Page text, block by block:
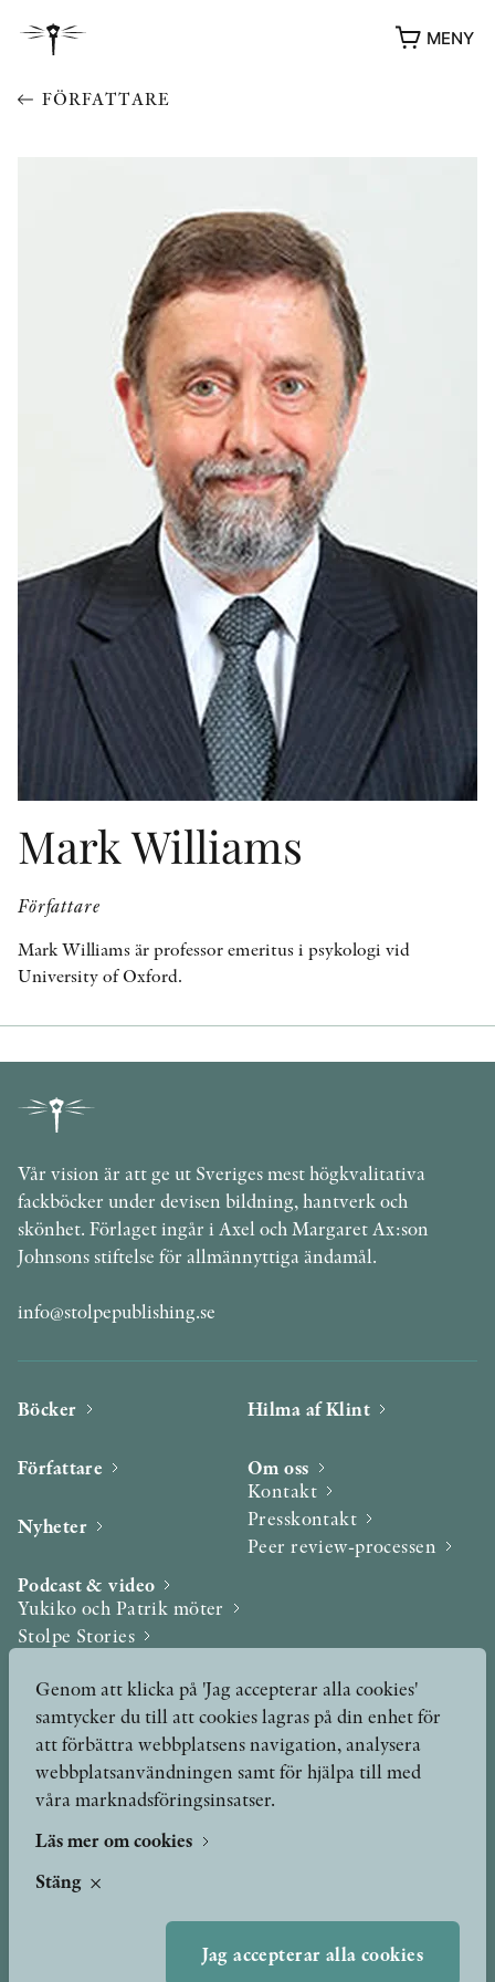
MENY
YUKIKO OCH PATRIK MÖTER
STOLPE STORIES
KONTAKT
PEER REVIEW-PROCESSEN
FÖRFATTARE
Mark Williams
Författare
Mark Williams är professor emeritus i psykologi vid
University of Oxford.
Vår vision är att ge ut Sveriges mest högkvalitativa
fackböcker under devisen bildning, hantverk och
skönhet. Förlaget ingår i Axel och Margaret Ax:son
Johnsons stiftelse för allmännyttiga ändamål.
info@stolpepublishing.se
Böcker
Författare
Nyheter
Podcast & video
Yukiko och Patrik möter
Stolpe Stories
Utmärkelser & Format
Utmärkelser
Övriga format
Hilma af Klint
Om oss
Kontakt
Presskontakt
Peer review-processen
Genom att klicka på 'Jag accepterar alla cookies'
samtycker du till att cookies lagras på din enhet för
att förbättra webbplatsens navigation, analysera
webbplatsanvändningen samt för hjälpa till med
våra marknadsföringsinsatser.
Läs mer om cookies
Stäng
Jag accepterar alla cookies